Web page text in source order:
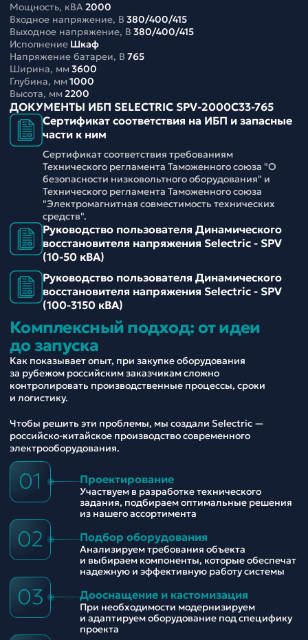
Мощность, кВА2000
Входное напряжение, В 380/400/415
Выходное напряжение, В 380/400/415
Исполнение Шкаф
Напряжение батареи, В 765
Ширина, мм 3600
Глубина, мм 1000
Высота, мм 2200
ДОКУМЕНТЫ ИБП SELECTRIC SPV-2000C33-765
Сертификат соответствия на ИБП и запасные
части к ним
Сертификат соответствия требованиям
Технического регламента Таможенного союза "О
безопасности низковольтного оборудования" и
Технического регламента Таможенного союза
"Электромагнитная совместимость технических
средств".
Руководство пользователя Динамического
восстановителя напряжения Selectric - SPV
(10-50 кВА)
Руководство пользователя Динамического
восстановителя напряжения Selectric - SPV
(100-3150 кВА)
Комплексный подход: от идеи
до запуска
Как показывает опыт, при закупке оборудования
за рубежом российским заказчикам сложно
контролировать производственные процессы, сроки
и логистику.
Чтобы решить эти проблемы, мы создали Selectric —
российско-китайское производство современного
электрооборудования.
01 Проектирование
Участвуем в разработке технического
задания, подбираем оптимальные решения
из нашего ассортимента
02 Подбор оборудования
Анализируем требования объекта
и выбираем компоненты, которые обеспечат
надежную и эффективную работу системы
03 Дооснащение и кастомизация
При необходимости модернизируем
и адаптируем оборудование под специфику
проекта